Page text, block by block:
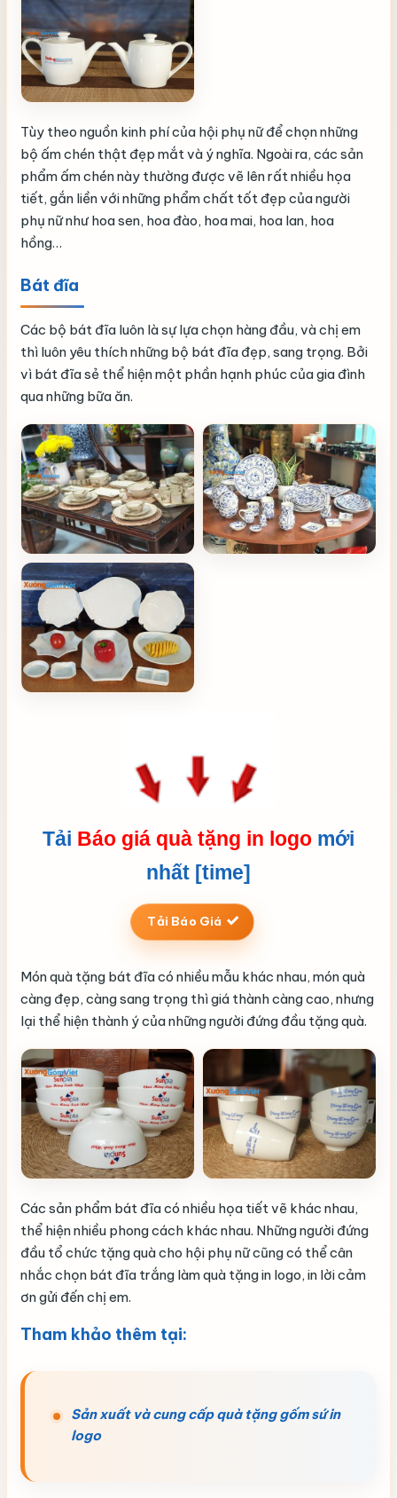
Tùy theo nguồn kinh phí của hội phụ nữ để chọn những
bộ ấm chén thật đẹp mắt và ý nghĩa. Ngoài ra, các sản
phẩm ấm chén này thường được vẽ lên rất nhiều họa
tiết, gắn liền với những phẩm chất tốt đẹp của người
phụ nữ như hoa sen, hoa đào, hoa mai, hoa lan, hoa
hồng…
Bát đĩa
Các bộ bát đĩa luôn là sự lựa chọn hàng đầu, và chị em
thì luôn yêu thích những bộ bát đĩa đẹp, sang trọng. Bởi
vì bát đĩa sẻ thể hiện một phần hạnh phúc của gia đình
qua những bữa ăn.
Tải Báo giá quà tặng in logo mới
nhất [time]
Tải Báo Giá
Món quà tặng bát đĩa có nhiều mẫu khác nhau, món quà
càng đẹp, càng sang trọng thì giá thành càng cao, nhưng
lại thể hiện thành ý của những người đứng đầu tặng quà.
Các sản phẩm bát đĩa có nhiều họa tiết vẽ khác nhau,
thể hiện nhiều phong cách khác nhau. Những người đứng
đầu tổ chức tặng quà cho hội phụ nữ cũng có thể cân
nhắc chọn bát đĩa trắng làm quà tặng in logo, in lời cảm
ơn gửi đến chị em.
Tham khảo thêm tại:
Sản xuất và cung cấp quà tặng gốm sứ in
logo